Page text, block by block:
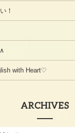
！
with Heart♡
ARCHIVES